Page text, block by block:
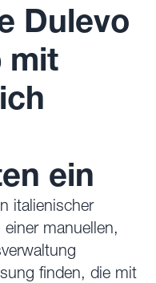
Dulevo
mit
ein
italienischer
manuellen,
finden, die mit